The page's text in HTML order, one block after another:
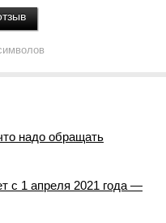
надо обращать
с 1 апреля 2021 года —